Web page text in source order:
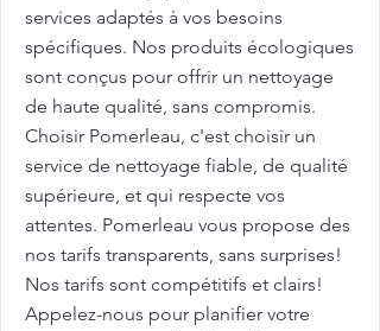
services adaptés à vos besoins
spécifiques. Nos produits écologiques
sont conçus pour offrir un nettoyage
de haute qualité, sans compromis.
Choisir Pomerleau, c'est choisir un
service de nettoyage fiable, de qualité
supérieure, et qui respecte vos
attentes. Pomerleau vous propose des
nos tarifs transparents, sans surprises!
Nos tarifs sont compétitifs et clairs!
Appelez-nous pour planifier votre